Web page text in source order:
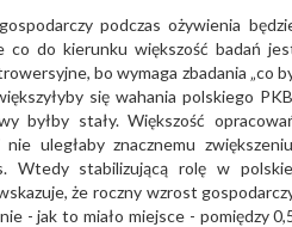
podczas ożywienia
co do kierunku większość badań
bo wymaga zbadania „co
się wahania polskiego
byłby stały. Większość
uległaby znacznemu
Wtedy stabilizującą rolę w
że roczny wzrost
- jak to miało miejsce - pomiędzy